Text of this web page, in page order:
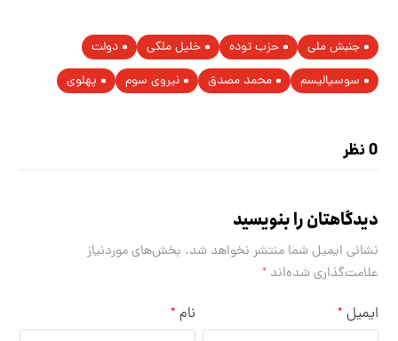
جنبش ملی حزب توده خلیل ملکی
دولت
سوسیالیسم
محمد مصدق نیروی سوم پهلوی
0 نظر
دیدگاهتان را بنویسید
نشانی ایمیل شما منتشر نخواهد شد. بخش‌های موردنیاز
علامت‌گذاری شده‌اند*
نام * ایمیل *